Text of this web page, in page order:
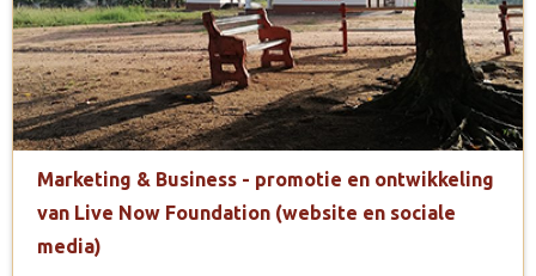
Marketing & Business - promotie en ontwikkeling
van Live Now Foundation (website en sociale
media)